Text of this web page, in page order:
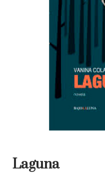
Laguna